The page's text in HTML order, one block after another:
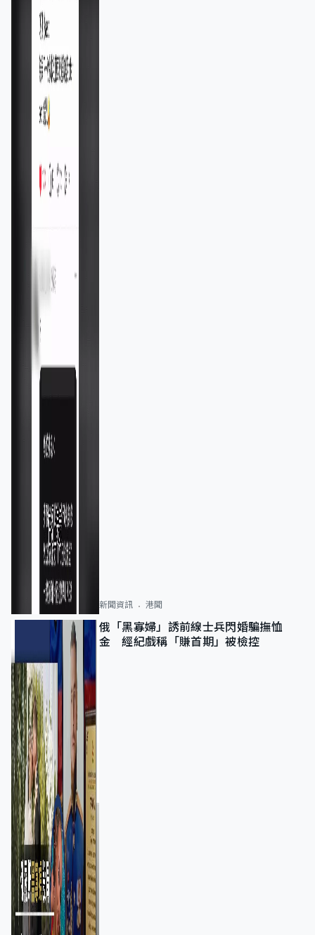
新聞資訊 港聞
俄「黑寡婦」誘前線士兵閃婚騙撫恤
金 經紀戲稱「賺首期」被檢控